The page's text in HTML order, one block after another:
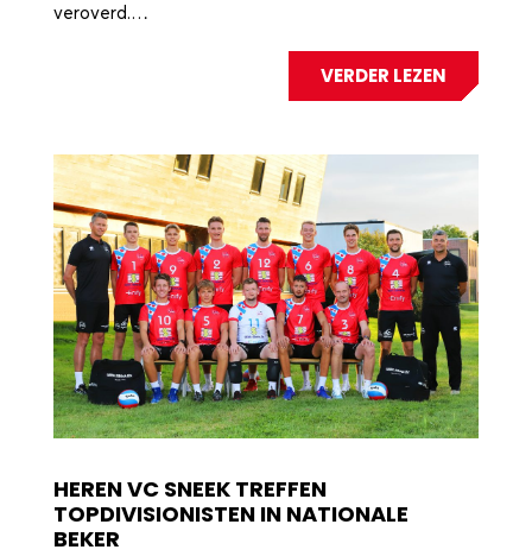
veroverd.…
VERDER LEZEN
HEREN VC SNEEK TREFFEN
TOPDIVISIONISTEN IN NATIONALE
BEKER